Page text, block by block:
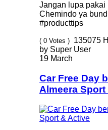
Jangan lupa pakai
Chemindo ya
#producttips
( 0 Votes ) 135075
by Super User
19 March
Car Free Day
Almeera